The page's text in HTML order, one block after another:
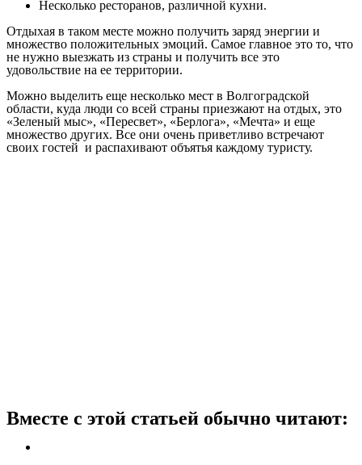
Несколько ресторанов, различной кухни.
Отдыхая в таком месте можно получить заряд энергии и
множество положительных эмоций. Самое главное это то, что
не нужно выезжать из страны и получить все это
удовольствие на ее территории.
Можно выделить еще несколько мест в Волгоградской
области, куда люди со всей страны приезжают на отдых, это
«Зеленый мыс», «Пересвет», «Берлога», «Мечта» и еще
множество других. Все они очень приветливо встречают
своих гостей и распахивают объятья каждому туристу.
Вместе с этой статьей обычно читают: